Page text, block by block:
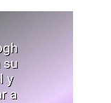
su
y
a